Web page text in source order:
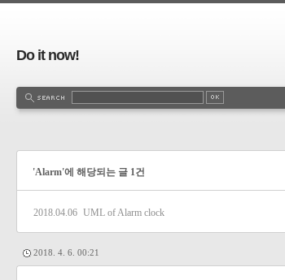
Do it now!
'Alarm'에 해당되는 글 1건
2018.04.06 UML of Alarm clock
2018. 4. 6. 00:21